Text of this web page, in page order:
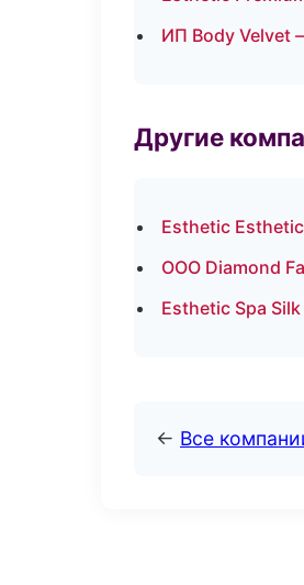
ИП Body Velvet
Другие
Esthetic
ООО Diamond
Esthetic Spa
← Все